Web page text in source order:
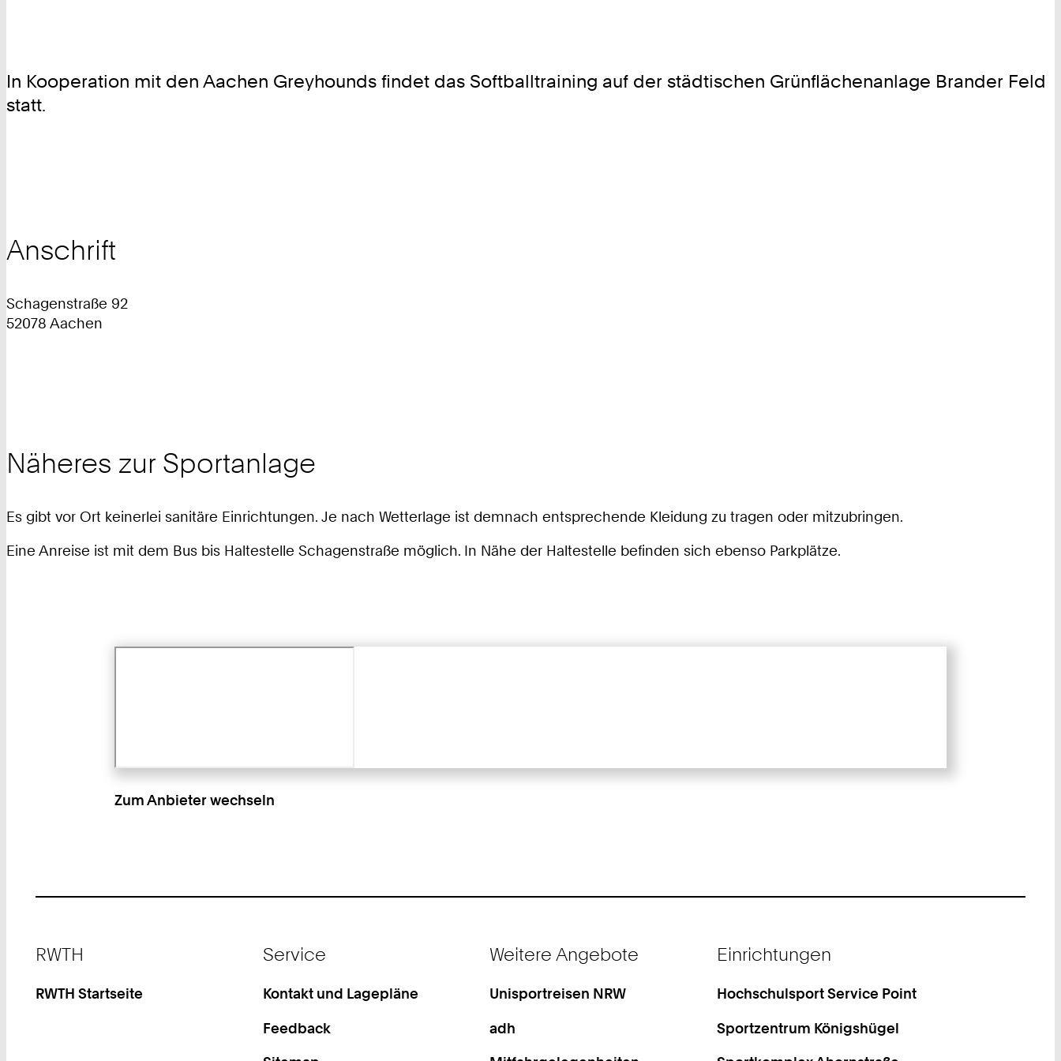
In Kooperation mit den Aachen Greyhounds findet das Softballtraining auf der städtischen Grünflächenanlage Brander Feld
statt.
Anschrift
Schagenstraße 92
52078 Aachen
Näheres zur Sportanlage
Es gibt vor Ort keinerlei sanitäre Einrichtungen. Je nach Wetterlage ist demnach entsprechende Kleidung zu tragen oder mitzubringen.
Eine Anreise ist mit dem Bus bis Haltestelle Schagenstraße möglich. In Nähe der Haltestelle befinden sich ebenso Parkplätze.
Zum Anbieter wechseln
RWTH
RWTH Startseite
Service
Kontakt und Lagepläne
Feedback
Weitere Angebote
Unisportreisen NRW
adh
Einrichtungen
Hochschulsport Service Point
Sportzentrum Königshügel